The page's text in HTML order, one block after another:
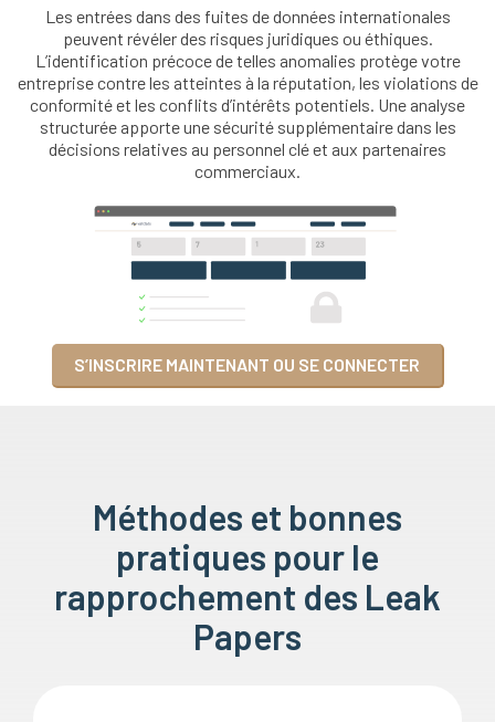
Les entrées dans des fuites de données internationales
peuvent révéler des risques juridiques ou éthiques.
L’identification précoce de telles anomalies protège votre
entreprise contre les atteintes à la réputation, les violations de
conformité et les conflits d’intérêts potentiels. Une analyse
structurée apporte une sécurité supplémentaire dans les
décisions relatives au personnel clé et aux partenaires
commerciaux.
S’INSCRIRE MAINTENANT OU SE CONNECTER
Méthodes et bonnes
pratiques pour le
rapprochement des Leak
Papers